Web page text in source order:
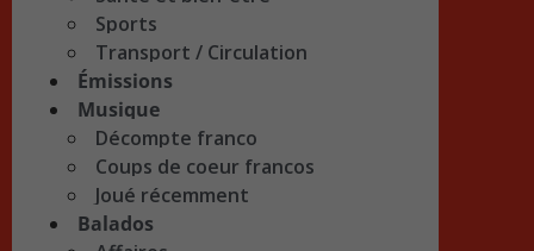
Sports
Transport / Circulation
Émissions
Musique
Décompte franco
Coups de coeur francos
Joué récemment
Balados